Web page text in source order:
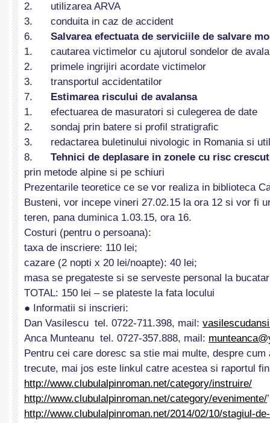
2. utilizarea ARVA
3. conduita in caz de accident
6. Salvarea efectuata de serviciile de salvare
1. cautarea victimelor cu ajutorul sondelor de
2. primele ingrijiri acordate victimelor
3. transportul accidentatilor
7. Estimarea riscului de avalansa
1. efectuarea de masuratori si culegerea de date
2. sondaj prin batere si profil stratigrafic
3. redactarea buletinului nivologic in Romania si
8. Tehnici de deplasare in zonele cu risc
prin metode alpine si pe schiuri
Prezentarile teoretice ce se vor realiza in biblioteca
Busteni, vor incepe vineri 27.02.15 la ora 12 si vor fi
teren, pana duminica 1.03.15, ora 16.
Costuri (pentru o persoana):
taxa de inscriere: 110 lei;
cazare (2 nopti x 20 lei/noapte): 40 lei;
masa se pregateste si se serveste personal la
TOTAL: 150 lei – se plateste la fata locului
● Informatii si inscrieri:
Dan Vasilescu tel. 0722-711.398, mail:
Anca Munteanu tel. 0727-357.888, mail:
Pentru cei care doresc sa stie mai multe, despre cum
trecute, mai jos este linkul catre acestea si raportul
http://www.clubulalpinroman.net/category/instruire/
http://www.clubulalpinroman.net/category/evenimente/’
http://www.clubulalpinroman.net/2014/02/10/stagiul-